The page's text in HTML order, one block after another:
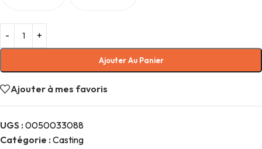
Ajouter Au Panier
Ajouter à mes favoris
UGS : 0050033088
Catégorie : Casting